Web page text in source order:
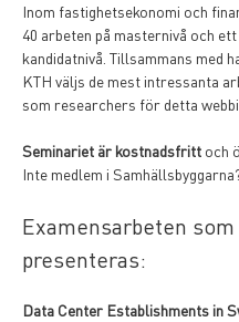
Inom fastighetsekonomi och
40 arbeten på masternivå och
kandidatnivå. Tillsammans med
KTH väljs de mest intressanta
som researchers för detta
Seminariet är kostnadsfritt och
Inte medlem i
Examensarbeten som
presenteras:
Data Center Establishments in